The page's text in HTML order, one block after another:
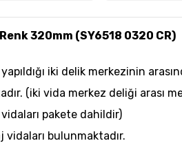
320mm (SY6518 0320 CR)
iki delik merkezinin
(iki vida merkez deliği arası
pakete dahildir)
bulunmaktadır.